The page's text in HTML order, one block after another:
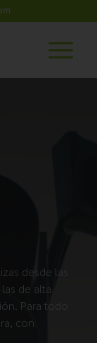
desde las
de alta
Para todo
con